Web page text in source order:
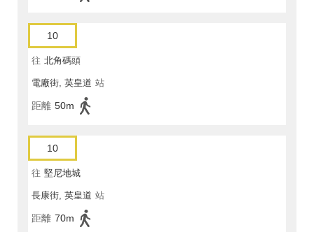
10
往 北角碼頭
電廠街, 英皇道 站
距離 50m
10
往 堅尼地城
長康街, 英皇道 站
距離 70m